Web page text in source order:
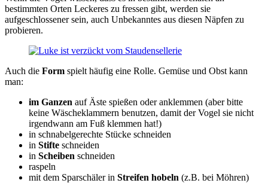
bestimmten Orten Leckeres zu fressen gibt, werden sie
aufgeschlossener sein, auch Unbekanntes aus diesen Näpfen zu
probieren.
Auch die Form spielt häufig eine Rolle. Gemüse und Obst kann
man:
im Ganzen auf Äste spießen oder anklemmen (aber bitte
keine Wäscheklammern benutzen, damit der Vogel sie nicht
irgendwann am Fuß klemmen hat!)
in schnabelgerechte Stücke schneiden
in Stifte schneiden
in Scheiben schneiden
raspeln
mit dem Sparschäler in Streifen hobeln (z.B. bei Möhren)